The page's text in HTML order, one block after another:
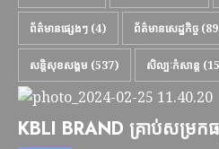
ព័ត៌មានផ្សេងៗ (4) ព័ត៌មានសេដ្ឋកិច្ច
សន្តិសុខសង្គម (537) សិល្បៈកំសាន្ត
KBLI BRAND គ្រាប់សម្រកធ